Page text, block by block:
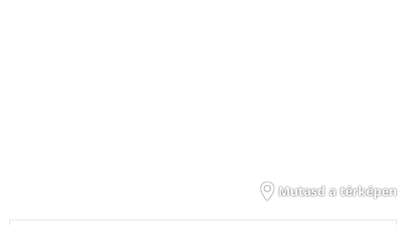
Mutasd a térképen